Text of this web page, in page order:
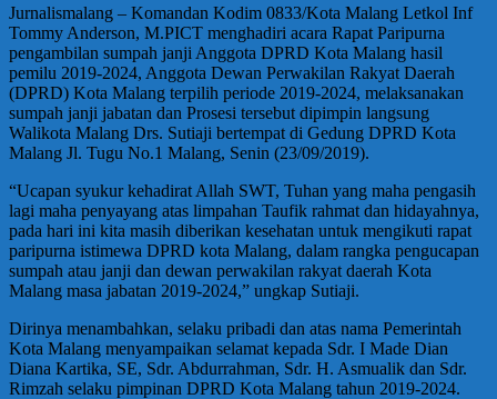
Jurnalismalang – Komandan Kodim 0833/Kota Malang Letkol Inf
Tommy Anderson, M.PICT menghadiri acara Rapat Paripurna
pengambilan sumpah janji Anggota DPRD Kota Malang hasil
pemilu 2019-2024, Anggota Dewan Perwakilan Rakyat Daerah
(DPRD) Kota Malang terpilih periode 2019-2024, melaksanakan
sumpah janji jabatan dan Prosesi tersebut dipimpin langsung
Walikota Malang Drs. Sutiaji bertempat di Gedung DPRD Kota
Malang Jl. Tugu No.1 Malang, Senin (23/09/2019).
“Ucapan syukur kehadirat Allah SWT, Tuhan yang maha pengasih
lagi maha penyayang atas limpahan Taufik rahmat dan hidayahnya,
pada hari ini kita masih diberikan kesehatan untuk mengikuti rapat
paripurna istimewa DPRD kota Malang, dalam rangka pengucapan
sumpah atau janji dan dewan perwakilan rakyat daerah Kota
Malang masa jabatan 2019-2024,” ungkap Sutiaji.
Dirinya menambahkan, selaku pribadi dan atas nama Pemerintah
Kota Malang menyampaikan selamat kepada Sdr. I Made Dian
Diana Kartika, SE, Sdr. Abdurrahman, Sdr. H. Asmualik dan Sdr.
Rimzah selaku pimpinan DPRD Kota Malang tahun 2019-2024.